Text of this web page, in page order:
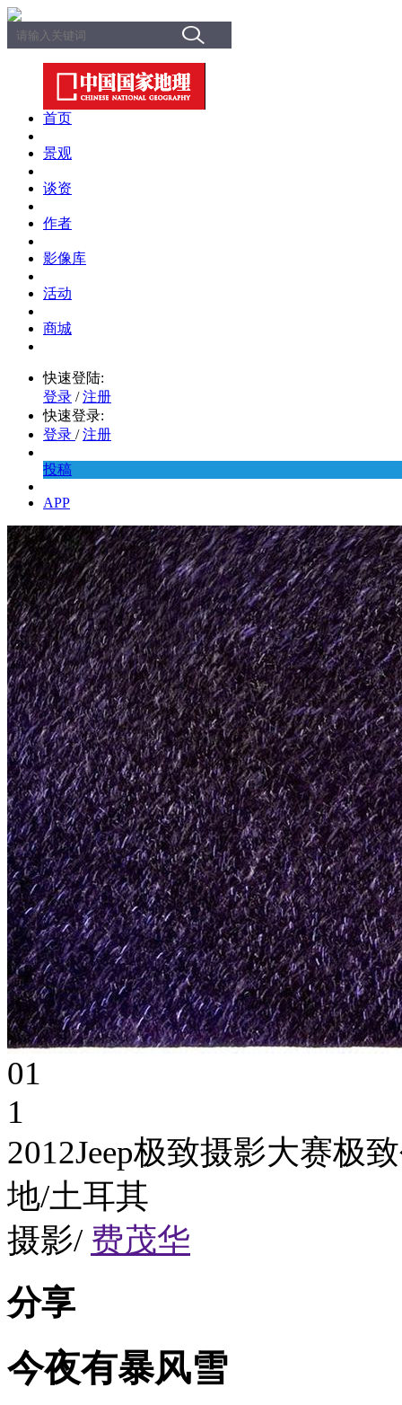
首页
景观
谈资
作者
影像库
活动
商城
快速登陆:
登录 / 注册
快速登录:
登录 / 注册
投稿
APP
01
1
2012Jeep极致摄影大赛
地/土耳其
摄影/ 费茂华
分享
今夜有暴风雪